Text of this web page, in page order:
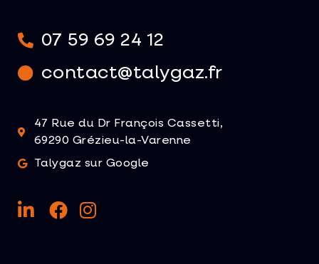
07 59 69 24 12
contact@talygaz.fr
47 Rue du Dr François Cassetti,
69290 Grézieu-la-Varenne
Talygaz sur Google